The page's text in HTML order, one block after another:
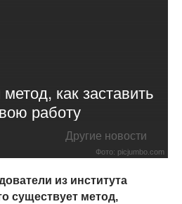
как заставить
работу
Другие новости
Фото: picjumbo.com
из института
существует метод,